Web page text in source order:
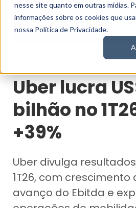
nesse site quanto em outras mídias.
informações sobre os cookies que
nossa Política de Privacidade.
Uber lucra US$ 1
Uber lucra
bilhão no
+39%
Uber divulga
1T26, com crescimento
avanço do Ebitda e